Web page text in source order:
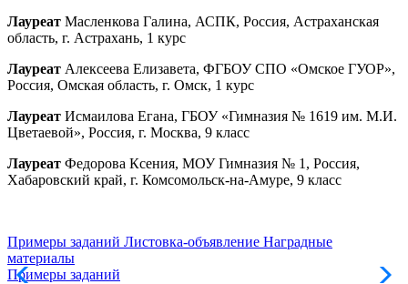
Лауреат Масленкова Галина, АСПК, Россия, Астраханская
область, г. Астрахань, 1 курс
Лауреат Алексеева Елизавета, ФГБОУ СПО «Омское ГУОР»,
Россия, Омская область, г. Омск, 1 курс
Лауреат Исмаилова Егана, ГБОУ «Гимназия № 1619 им. М.И.
Цветаевой», Россия, г. Москва, 9 класс
Лауреат Федорова Ксения, МОУ Гимназия № 1, Россия,
Хабаровский край, г. Комсомольск-на-Амуре, 9 класс
Примеры заданий Листовка-объявление Наградные
материалы
Примеры заданий